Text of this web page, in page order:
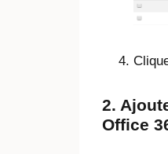
2.
Office